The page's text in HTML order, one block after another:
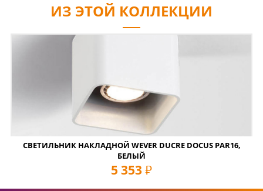
ИЗ ЭТОЙ КОЛЛЕКЦИИ
СВЕТИЛЬНИК НАКЛАДНОЙ WEVER DUCRE DOCUS PAR16,
БЕЛЫЙ
5 353 руб